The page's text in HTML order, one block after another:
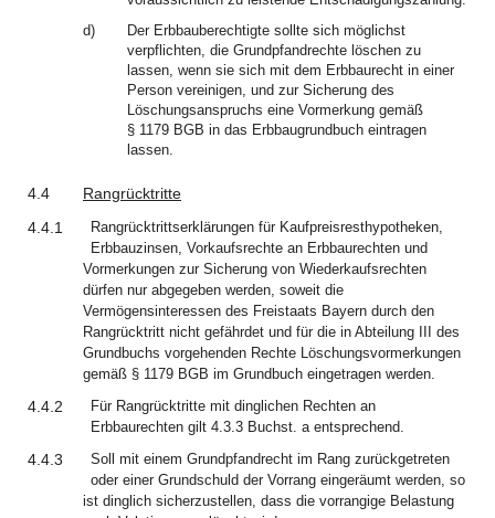
d)
Der Erbbauberechtigte sollte sich möglichst
verpflichten, die Grundpfandrechte löschen zu
lassen, wenn sie sich mit dem Erbbaurecht in einer
Person vereinigen, und zur Sicherung des
Löschungsanspruchs eine Vormerkung gemäß
§ 1179 BGB in das Erbbaugrundbuch eintragen
lassen.
4.4
Rangrücktritte
4.4.1
Rangrücktrittserklärungen für Kaufpreisresthypotheken,
Erbbauzinsen, Vorkaufsrechte an Erbbaurechten und
Vormerkungen zur Sicherung von Wiederkaufsrechten
dürfen nur abgegeben werden, soweit die
Vermögensinteressen des Freistaats Bayern durch den
Rangrücktritt nicht gefährdet und für die in Abteilung III des
Grundbuchs vorgehenden Rechte Löschungsvormerkungen
gemäß § 1179 BGB im Grundbuch eingetragen werden.
4.4.2
Für Rangrücktritte mit dinglichen Rechten an
Erbbaurechten gilt 4.3.3 Buchst. a entsprechend.
4.4.3
Soll mit einem Grundpfandrecht im Rang zurückgetreten
oder einer Grundschuld der Vorrang eingeräumt werden, so
ist dinglich sicherzustellen, dass die vorrangige Belastung